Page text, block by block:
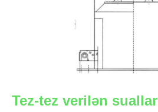
Tez-tez verilən suallar